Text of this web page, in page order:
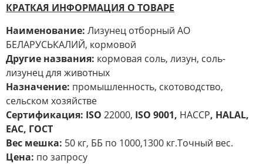
КРАТКАЯ ИНФОРМАЦИЯ О ТОВАРЕ
Наименование: Лизунец отборный АО
БЕЛАРУСЬКАЛИЙ, кормовой
Другие названия: кормовая соль, лизун, соль-
лизунец для животных
Назначение: промышленность, скотоводство,
сельском хозяйстве
Сертификация: ISO 22000, ISO 9001, HACCP, HALAL,
ЕАС, ГОСТ
Вес мешка: 50 кг, ББ по 1000,1300 кг.Точный вес.
Цена: по запросу